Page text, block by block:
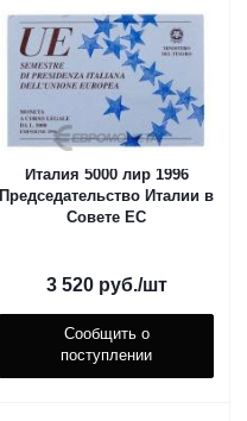
Италия 5000 лир 1996
Председательство Италии в
Совете ЕС
3 520руб./шт
Сообщить о
поступлении